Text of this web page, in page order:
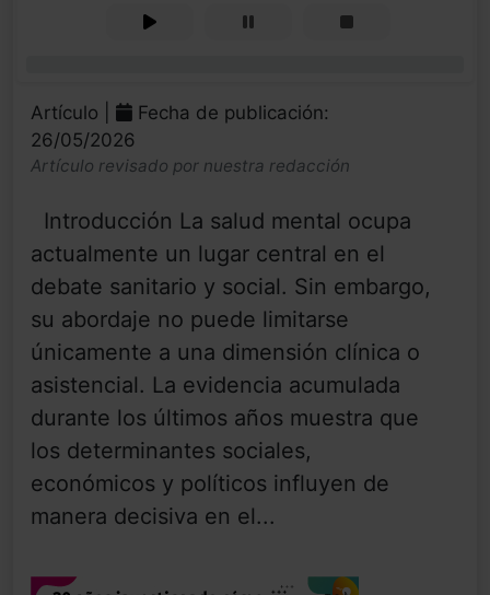
Artículo |
Fecha de publicación:
26/05/2026
Artículo revisado por nuestra redacción
Introducción La salud mental ocupa
actualmente un lugar central en el
debate sanitario y social. Sin embargo,
su abordaje no puede limitarse
únicamente a una dimensión clínica o
asistencial. La evidencia acumulada
durante los últimos años muestra que
los determinantes sociales,
económicos y políticos influyen de
manera decisiva en el...